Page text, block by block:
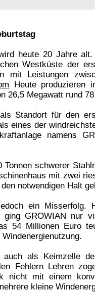
heute 20 Jahre
Westküste der
mit Leistungen
Heute produzieren
26,5 Megawatt rund
Standort für den
eines der
namens
schwerer
mit zwei
notwendigen Halt
ein Misserfolg.
ging GROWIAN nur
54 Millionen Euro
als Keimzelle
Fehlern Lehren
nicht mit einem
kleine